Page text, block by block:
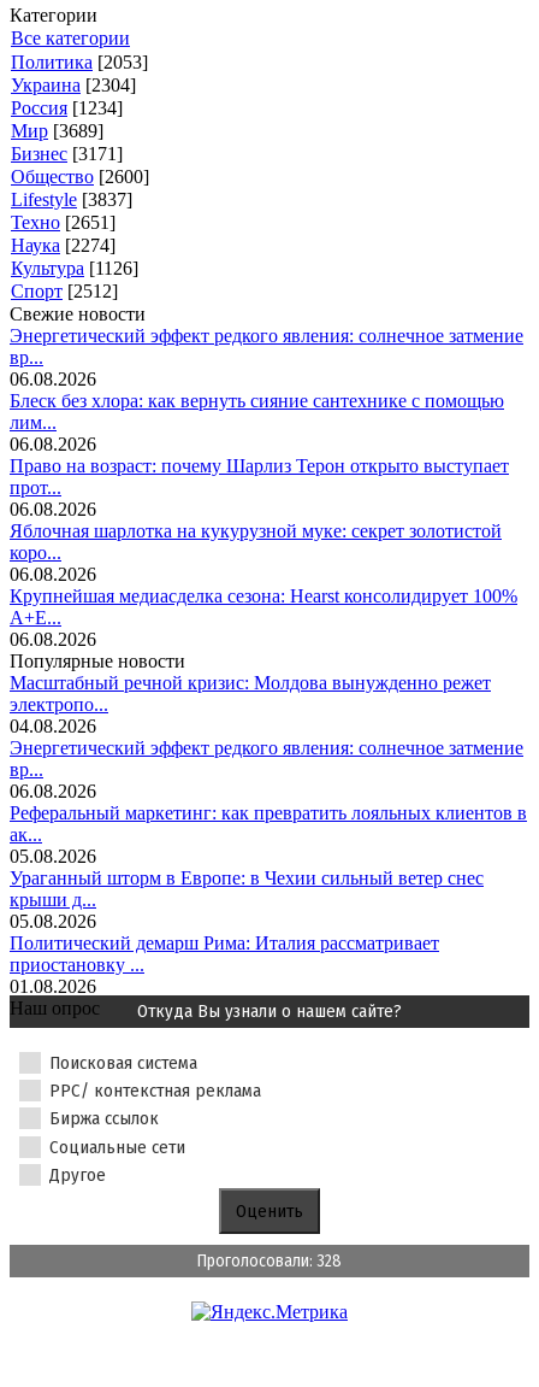
Категории
Все категории
Политика [2053]
Украина [2304]
Россия [1234]
Мир [3689]
Бизнес [3171]
Общество [2600]
Lifestyle [3837]
Техно [2651]
Наука [2274]
Культура [1126]
Спорт [2512]
Свежие новости
Энергетический эффект редкого явления: солнечное затмение
вр...
06.08.2026
Блеск без хлора: как вернуть сияние сантехнике с помощью
лим...
06.08.2026
Право на возраст: почему Шарлиз Терон открыто выступает
прот...
06.08.2026
Яблочная шарлотка на кукурузной муке: секрет золотистой
коро...
06.08.2026
Крупнейшая медиасделка сезона: Hearst консолидирует 100%
A+E...
06.08.2026
Популярные новости
Масштабный речной кризис: Молдова вынужденно режет
электропо...
04.08.2026
Энергетический эффект редкого явления: солнечное затмение
вр...
06.08.2026
Реферальный маркетинг: как превратить лояльных клиентов в
ак...
05.08.2026
Ураганный шторм в Европе: в Чехии сильный ветер снес
крыши д...
05.08.2026
Политический демарш Рима: Италия рассматривает
приостановку ...
01.08.2026
Наш опрос
Откуда Вы узнали о нашем сайте?
Поисковая система
PPC/ контекстная реклама
Биржа ссылок
Социальные сети
Другое
Проголосовали: 328